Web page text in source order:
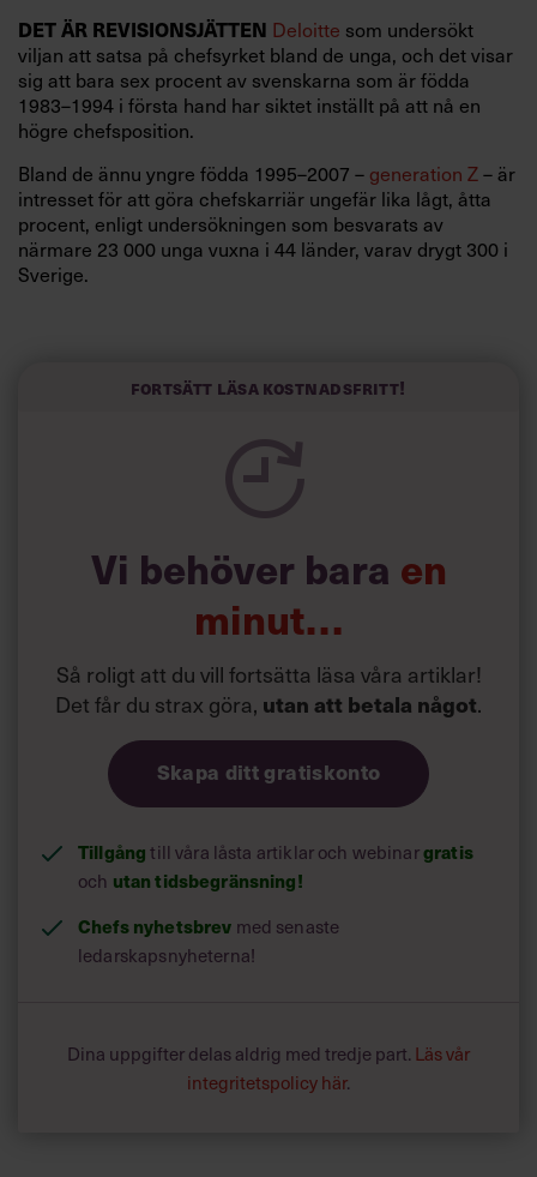
DET ÄR REVISIONSJÄTTEN Deloitte som undersökt
viljan att satsa på chefsyrket bland de unga, och det visar
sig att bara sex procent av svenskarna som är födda
1983–1994 i första hand har siktet inställt på att nå en
högre chefsposition.
Bland de ännu yngre födda 1995–2007 – generation Z– är
intresset för att göra chefskarriär ungefär lika lågt, åtta
procent, enligt undersökningen som besvarats av
närmare 23 000 unga vuxna i 44 länder, varav drygt 300 i
Sverige.
i ett pressmeddelande.
Omkring 65 procent av de båda ungdomsgrupperna säger
sig visserligen vara intresserade av att ägna sig åt
ledarskap någon gång i karriären, men det är mycket
annat som de värderar högre här och nu.
”Det är tydligt att unga vuxna ser ledarskap som något
man kan överväga längre fram, när ekonomin och
livssituationen känns mer stabil. De prioriterar i stället att
bygga expertis och utveckla sina färdigheter, samtidigt
tid”, säger Maria Chermanne.
Fortsätt läsa kostnadsfritt!
Vi behöver bara en
minut…
Så roligt att du vill fortsätta läsa våra artiklar!
Det får du strax göra, utan att betala något.
Skapa ditt gratiskonto
Tillgång till våra låsta artiklar och webinargratis
och utan tidsbegränsning!
Chefs nyhetsbrev med senaste
ledarskapsnyheterna!
Dina uppgifter delas aldrig med tredje part. Läs vår
integritetspolicy här.